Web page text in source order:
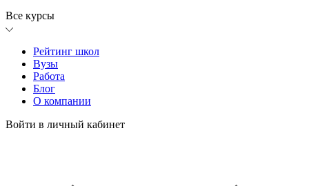
Все курсы
Рейтинг школ
Вузы
Работа
Блог
О компании
Войти в личный кабинет